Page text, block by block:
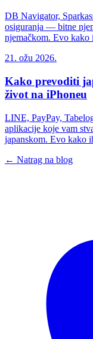
DB Navigator,
osiguranja — bitne
njemačkom. Evo kako
21. ožu 2026.
Kako prevoditi
život na iPhoneu
LINE, PayPay,
aplikacije koje vam
japanskom. Evo kako
← Natrag na blog